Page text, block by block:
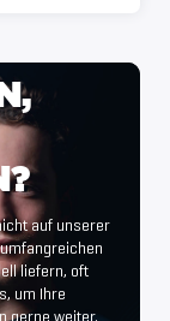
auf unserer
liefern, oft
um Ihre
gerne weiter.